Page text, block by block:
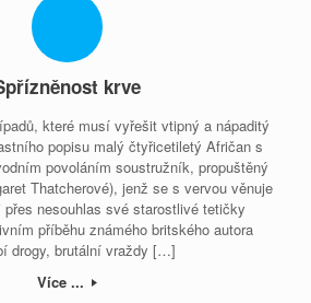
krve
které musí vyřešit vtipný a nápaditý
popisu malý čtyřicetiletý Afričan s
povoláním soustružník, propuštěný
Thatcherové), jenž se s vervou věnuje
nesouhlas své starostlivé tetičky
příběhu známého britského autora
drogy, brutální vraždy […]
Více ...